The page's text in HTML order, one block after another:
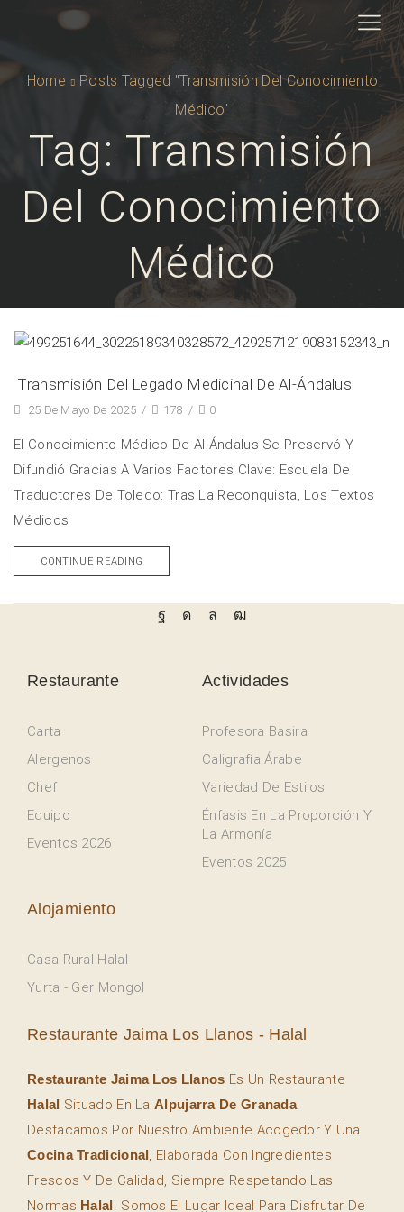
Home
Posts Tagged "Transmisión Del Conocimiento
Médico"
Tag: Transmisión
Del Conocimiento
Médico
Transmisión Del Legado Medicinal De Al-Ándalus
25 De Mayo De 2025 / 178 / 0
El Conocimiento Médico De Al-Ándalus Se Preservó Y
Difundió Gracias A Varios Factores Clave: Escuela De
Traductores De Toledo: Tras La Reconquista, Los Textos
Médicos
CONTINUE READING
Restaurante
Carta
Alergenos
Chef
Equipo
Eventos 2026
Actividades
Profesora Basira
Caligrafía Árabe
Variedad De Estilos
Énfasis En La Proporción Y
La Armonía
Eventos 2025
Alojamiento
Casa Rural Halal
Yurta - Ger Mongol
Restaurante Jaima Los Llanos - Halal
Restaurante Jaima Los Llanos Es Un Restaurante
Halal Situado En La Alpujarra De Granada.
Destacamos Por Nuestro Ambiente Acogedor Y Una
Cocina Tradicional, Elaborada Con Ingredientes
Frescos Y De Calidad, Siempre Respetando Las
Normas Halal. Somos El Lugar Ideal Para Disfrutar De